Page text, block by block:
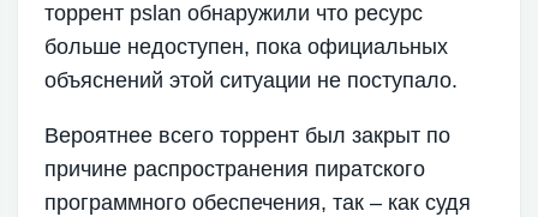
торрент pslan обнаружили что ресурс
больше недоступен, пока официальных
объяснений этой ситуации не поступало.
Вероятнее всего торрент был закрыт по
причине распространения пиратского
программного обеспечения, так – как судя